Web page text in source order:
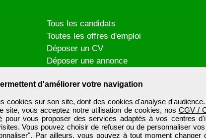
d'améliorer votre navigation
cookies sur son site, dont des cookies d'analyse
site, vous acceptez notre utilisation de cookies, nos CGV /
pour vous proposer des services adaptés à vos centres
Vous pouvez choisir de refuser ou de personnaliser
Par ailleurs, vous pouvez à tout moment changer
Tous les candidats
Toutes les offres d'emploi
Déposer un CV
Déposer une annonce